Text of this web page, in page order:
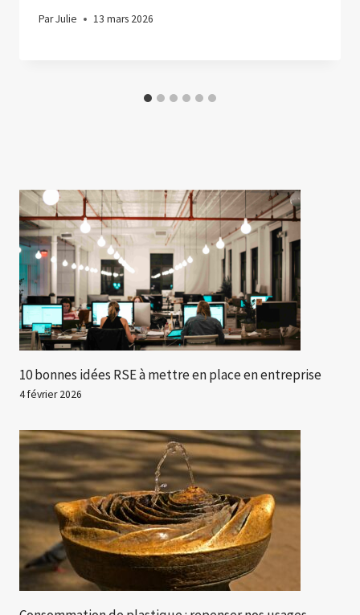
ParJulie 13 mars 2026
10 bonnes idées RSE à mettre en place en entreprise
4 février 2026